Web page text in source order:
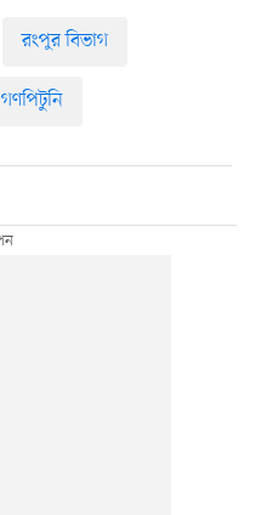
রংপুর বিভাগ
গণপিটুনি